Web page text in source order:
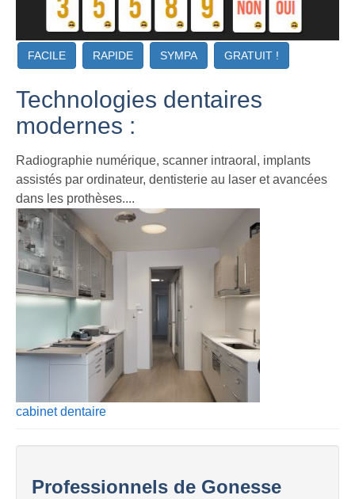
FACILE RAPIDE SYMPA GRATUIT !
Technologies dentaires
modernes :
Radiographie numérique, scanner intraoral, implants
assistés par ordinateur, dentisterie au laser et avancées
dans les prothèses....
cabinet dentaire
Professionnels de Gonesse